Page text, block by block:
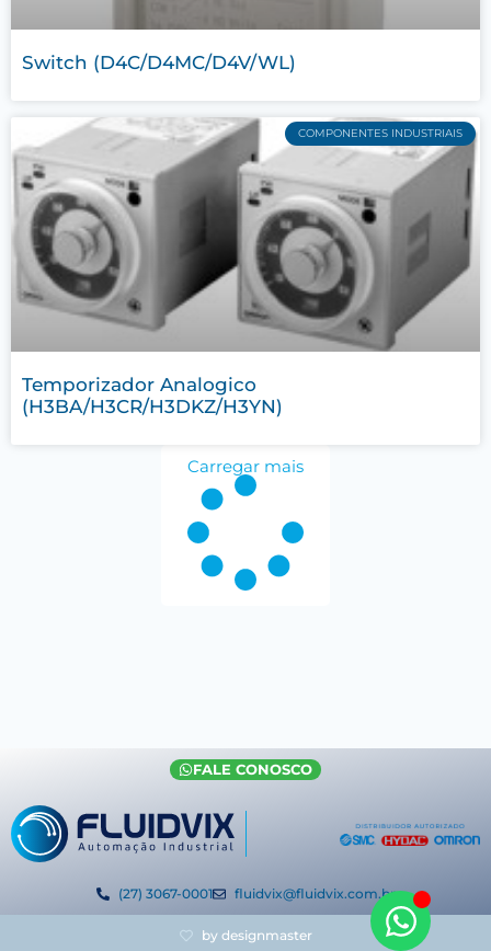
Switch (D4C/D4MC/D4V/WL)
COMPONENTES INDUSTRIAIS
Temporizador Analogico
(H3BA/H3CR/H3DKZ/H3YN)
Carregar mais
(27) 3067-0001 fluidvix@fluidvix.com.br
FALE CONOSCO
by designmaster